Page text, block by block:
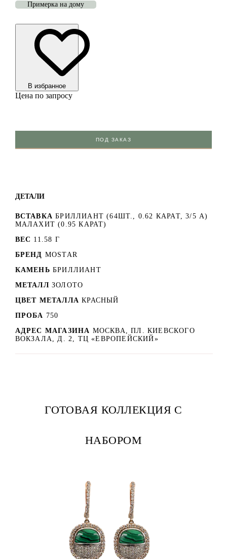
Примерка на дому
В избранноe
Цена по запросу
ПОД ЗАКАЗ
ДЕТАЛИ
ВСТАВКА БРИЛЛИАНТ (64ШТ., 0.62 КАРАТ, 3/5 А)
МАЛАХИТ (0.95 КАРАТ)
ВЕС 11.58 Г
БРЕНД MOSTAR
КАМЕНЬ БРИЛЛИАНТ
МЕТАЛЛ ЗОЛОТО
ЦВЕТ МЕТАЛЛА КРАСНЫЙ
ПРОБА 750
АДРЕС МАГАЗИНА МОСКВА, ПЛ. КИЕВСКОГО
ВОКЗАЛА, Д. 2, ТЦ «ЕВРОПЕЙСКИЙ»
ГОТОВАЯ КОЛЛЕКЦИЯ С
НАБОРОМ